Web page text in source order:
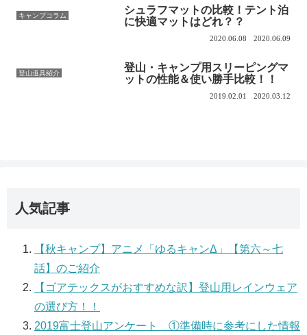
キャンプコラム
シュラフマットの比較！テント泊
に快適マットはどれ？？
2020.06.08 2020.06.09
登山道具紹介
登山・キャンプ用スリーピングマ
ットの性能＆使い勝手比較！！
2019.02.01 2020.03.12
人気記事
【秋キャンプ】アニメ「ゆるキャンΔ」【第六～七
話】のご紹介
【ゴアテックスがおすすめな訳】登山用レインウェア
の選び方！！
2019富士登山アンケート ①準備時に参考にした情報